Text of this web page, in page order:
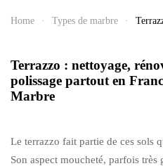
Home Types de marbre
Terrazzo : nettoyage,
polissage partout en
Marbre
Le terrazzo fait partie de ces sols
Son aspect moucheté, parfois